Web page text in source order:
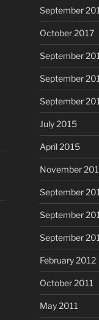
September
October 2017
September
September
September
July 2015
April 2015
November
September
September
September
February 2012
October 2011
May 2011